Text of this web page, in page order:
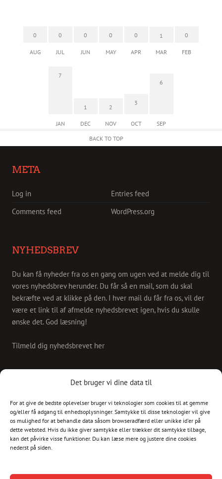
Det bruger vi dine data til
For at give de bedste oplevelser bruger vi teknologier som cookies til at gemme
og/eller få adgang til enhedsoplysninger. Samtykke til disse teknologier vil give
os mulighed for at behandle data såsom browseradfærd eller unikke id'er på
dette websted. Hvis du ikke giver samtykke eller trækker dit samtykke tilbage,
kan det påvirke visse funktioner. Du kan læse mere og justere dine cookies
nederst på siden.
0
AUG
0
JUL
0
JUN
0
MAY
0
APR
1
MAR
0
FEB
7
JAN
1
DEC
2
NOV
3
OCT
6
SEP
BACK TO TOP
META
Log in
Entries feed
Comments feed
WordPress.org
NYHEDSBREV
Du kan få nyheder fra os en gang om ugen ved at melde dig til
vores nyhedsbrev herunder. Du får så en mail, som du skal
bekræfte ved at klikke på den. I hver mail du får fra os, vil der
være et link til af afmelde nyhedsbrevet igen, hvis du skulle
ønske det. God læsning!
Tilmeld dig nyhedsbrevet her
Skriv til os på
info@christianshavnskvarter.dk
Christiania